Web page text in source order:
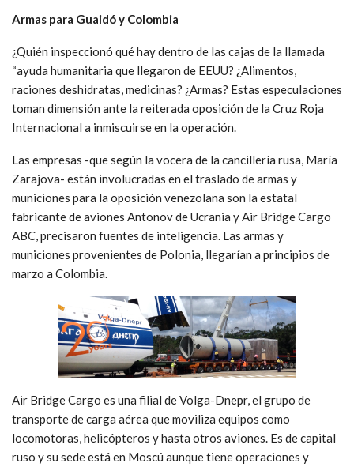
Armas para Guaidó y Colombia
¿Quién inspeccionó qué hay dentro de las cajas de la llamada
“ayuda humanitaria que llegaron de EEUU? ¿Alimentos,
raciones deshidratas, medicinas? ¿Armas? Estas especulaciones
toman dimensión ante la reiterada oposición de la Cruz Roja
Internacional a inmiscuirse en la operación.
Las empresas -que según la vocera de la cancillería rusa, María
Zarajova- están involucradas en el traslado de armas y
municiones para la oposición venezolana son la estatal
fabricante de aviones Antonov de Ucrania y Air Bridge Cargo
ABC, precisaron fuentes de inteligencia. Las armas y
municiones provenientes de Polonia, llegarían a principios de
marzo a Colombia.
Air Bridge Cargo es una filial de Volga-Dnepr, el grupo de
transporte de carga aérea que moviliza equipos como
locomotoras, helicópteros y hasta otros aviones. Es de capital
ruso y su sede está en Moscú aunque tiene operaciones y